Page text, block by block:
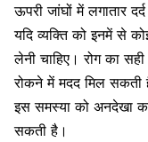
ऊपरी जांघों में लगातार दर्द
यदि व्यक्ति को इनमें से
लेनी चाहिए। रोग का सही
रोकने में मदद मिल सकती
इस समस्या को अनदेखा
सकती है।